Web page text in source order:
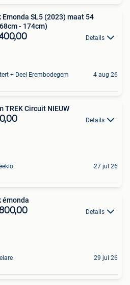
Emonda SL5 (2023) maat 54
- 174cm)
Details
+ Deel Erembodegem 4 aug 26
TREK Circuit NIEUW
Details
27 jul 26
émonda
Details
29 jul 26